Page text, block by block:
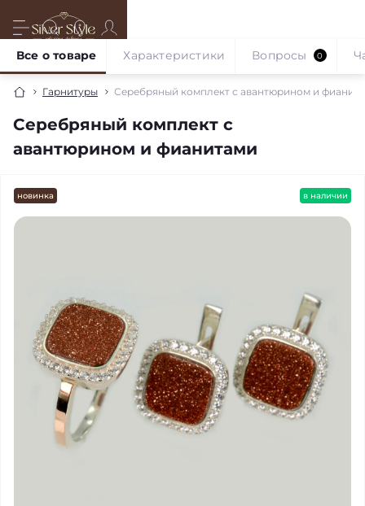
Гарнитуры Серебряный комплект с авантюрином и
Серебряный комплект с
авантюрином и фианитами
Все о товаре Характеристики Вопросы 0
новинка в наличии